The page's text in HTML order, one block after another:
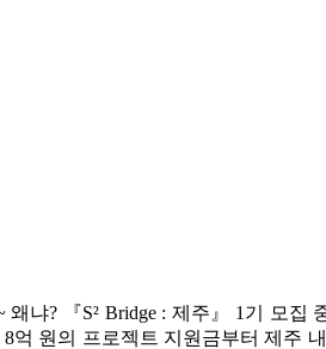
냐? 『S² Bridge : 제주』 1기 모
억 원의 프로젝트 지원금부터 제주